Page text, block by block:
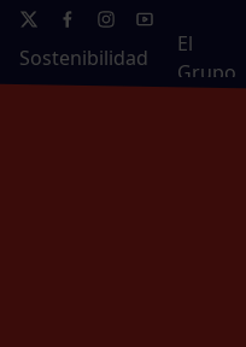
Sostenibilidad
El
Grupo